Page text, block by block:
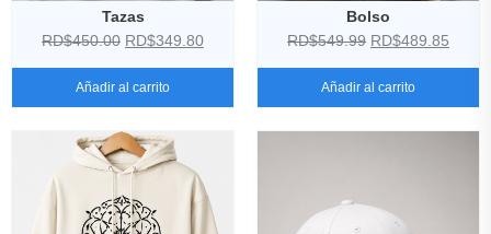
Tazas
RD$450.00 RD$349.80
Añadir al carrito
Bolso
RD$549.99 RD$489.85
Añadir al carrito